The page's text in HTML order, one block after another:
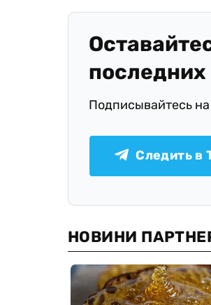
Подписывайтесь
Следить в